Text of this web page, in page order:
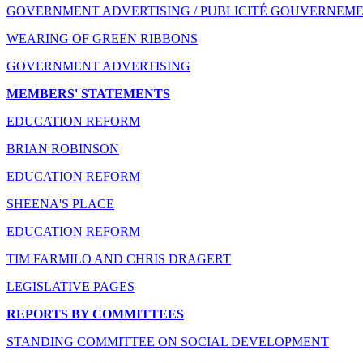
GOVERNMENT ADVERTISING / PUBLICITÉ
WEARING OF GREEN RIBBONS
GOVERNMENT ADVERTISING
MEMBERS' STATEMENTS
EDUCATION REFORM
BRIAN ROBINSON
EDUCATION REFORM
SHEENA'S PLACE
EDUCATION REFORM
TIM FARMILO AND CHRIS DRAGERT
LEGISLATIVE PAGES
REPORTS BY COMMITTEES
STANDING COMMITTEE ON SOCIAL DEVELOPMENT